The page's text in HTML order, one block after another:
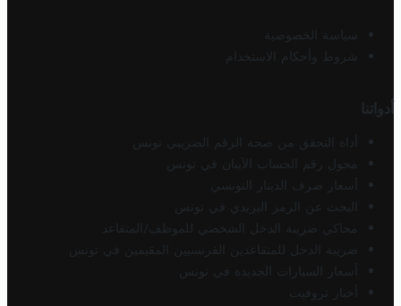
سياسة الخصوصية
شروط وأحكام الاستخدام
أدواتنا
أداة التحقق من صحة الرقم الضريبي تونس
محول رقم الحساب الآيبان في تونس
أسعار صرف الدينار التونسي
البحث عن الرمز البريدي في تونس
محاكي ضريبة الدخل الشخصي للموظف/المتقاعد
ضريبة الدخل للمتقاعدين الفرنسيين المقيمين في تونس
أسعار السيارات الجديدة في تونس
أخبار تروفيت